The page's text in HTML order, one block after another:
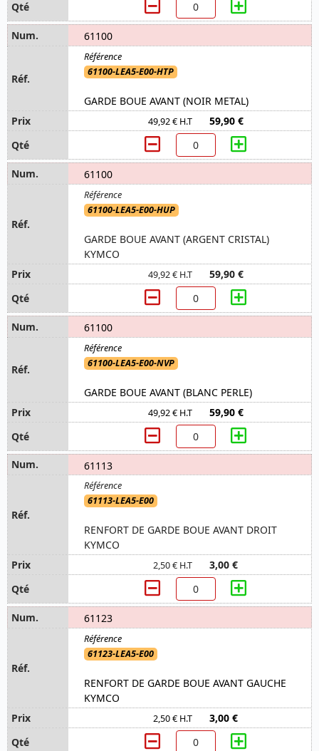
61100
61100-LEA5-E00-HTP
GARDE BOUE AVANT (NOIR METAL)
49,92 € H.T 59,90 €
61100
61100-LEA5-E00-HUP
GARDE BOUE AVANT (ARGENT CRISTAL)
KYMCO
49,92 € H.T 59,90 €
61100
61100-LEA5-E00-NVP
GARDE BOUE AVANT (BLANC PERLE)
49,92 € H.T 59,90 €
61113
61113-LEA5-E00
RENFORT DE GARDE BOUE AVANT DROIT
KYMCO
2,50 € H.T 3,00 €
61123
61123-LEA5-E00
RENFORT DE GARDE BOUE AVANT GAUCHE
KYMCO
2,50 € H.T 3,00 €